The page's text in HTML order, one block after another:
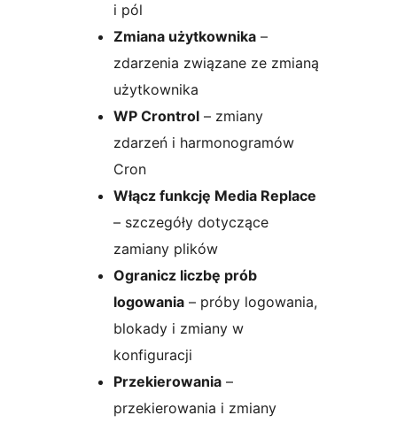
i pól
Zmiana użytkownika –
zdarzenia związane ze zmianą
użytkownika
WP Crontrol – zmiany
zdarzeń i harmonogramów
Cron
Włącz funkcję Media Replace
– szczegóły dotyczące
zamiany plików
Ogranicz liczbę prób
logowania – próby logowania,
blokady i zmiany w
konfiguracji
Przekierowania –
przekierowania i zmiany